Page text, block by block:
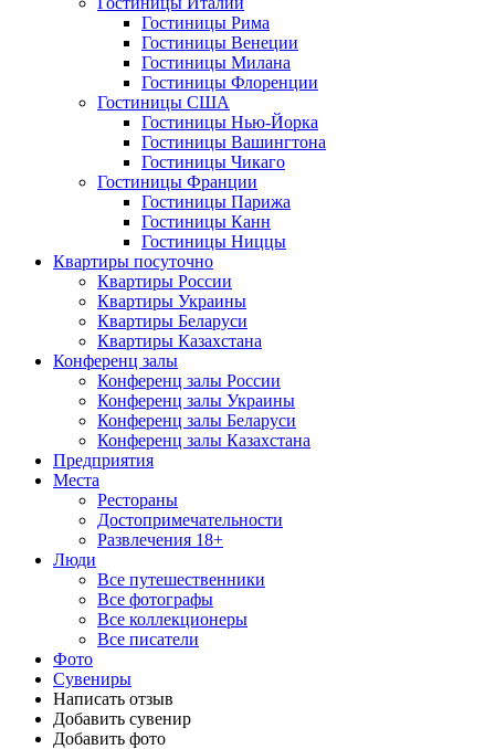
Гостиницы Рима
Гостиницы Венеции
Гостиницы Милана
Гостиницы Флоренции
Гостиницы США
Гостиницы Нью-Йорка
Гостиницы Вашингтона
Гостиницы Чикаго
Гостиницы Франции
Гостиницы Парижа
Гостиницы Канн
Гостиницы Ниццы
Квартиры посуточно
Квартиры России
Квартиры Украины
Квартиры Беларуси
Квартиры Казахстана
Конференц залы
Конференц залы России
Конференц залы Украины
Конференц залы Беларуси
Конференц залы Казахстана
Предприятия
Места
Рестораны
Достопримечательности
Развлечения 18+
Люди
Все путешественники
Все фотографы
Все коллекционеры
Все писатели
Фото
Сувениры
Написать отзыв
Добавить сувенир
Добавить фото